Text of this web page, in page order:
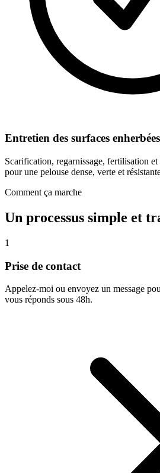
Entretien des surfaces enherbées
Scarification, regarnissage, fertilisation
pour une pelouse dense, verte et
Comment ça marche
Un processus simple et
1
Prise de contact
Appelez-moi ou envoyez un message
vous réponds sous 48h.